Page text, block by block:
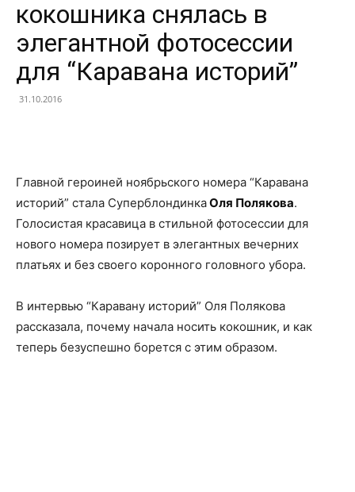
кокошника снялась в
элегантной фотосессии
для “Каравана историй”
31.10.2016
Главной героиней ноябрьского номера “Каравана
историй” стала СуперблондинкаОля Полякова.
Голосистая красавица в стильной фотосессии для
нового номера позирует в элегантных вечерних
платьях и без своего коронного головного убора.
В интервью “Каравану историй” Оля Полякова
рассказала, почему начала носить кокошник, и как
теперь безуспешно борется с этим образом.